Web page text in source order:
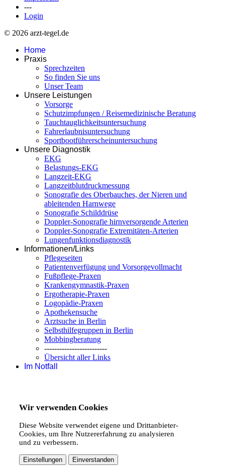
---
Login
© 2026 arzt-tegel.de
Home
Praxis
Sprechzeiten
So finden Sie uns
Unser Team
Unsere Leistungen
Vorsorge
Schutzimpfungen / Reisemedizinische Beratung
Tauchtauglichkeitsuntersuchung
Fahrerlaubnisuntersuchung
Sportbootführerscheinuntersuchung
Unsere Diagnostik
EKG
Belastungs-EKG
Langzeit-EKG
Langzeitblutdruckmessung
Sonografie des Oberbauches, der Nieren und
ableitenden Harnwege
Sonografie Schilddrüse
Doppler-Sonografie hirnversorgende Arterien
Doppler-Sonografie Extremitäten-Arterien
Lungenfunktionsdiagnostik
Informationen/Links
Pflegeseiten
Patientenverfügung und Vorsorgevollmacht
Fußpflege-Praxen
Krankengymnastik-Praxen
Ergotherapie-Praxen
Logopädie-Praxen
Apothekensuche
Arztsuche in Berlin
Selbsthilfegruppen in Berlin
Mobbingberatung
-------------------------
Übersicht aller Links
Im Notfall
Wir verwenden Cookies
Diese Website verwendet eigene und Drittanbieter-
Cookies, um Ihre Nutzererfahrung zu analysieren
und zu verbessern.
Einstellungen Einverstanden